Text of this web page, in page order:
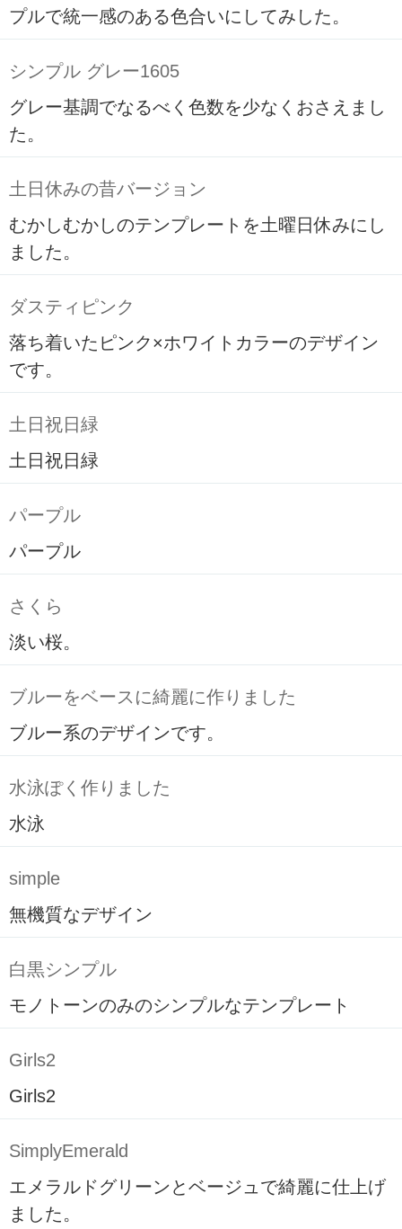
プルで統一感のある色合いにしてみした。
シンプル グレー1605
グレー基調でなるべく色数を少なくおさえまし
た。
土日休みの昔バージョン
むかしむかしのテンプレートを土曜日休みにし
ました。
ダスティピンク
落ち着いたピンク×ホワイトカラーのデザイン
です。
土日祝日緑
土日祝日緑
パープル
パープル
さくら
淡い桜。
ブルーをベースに綺麗に作りました
ブルー系のデザインです。
水泳ぽく作りました
水泳
simple
無機質なデザイン
白黒シンプル
モノトーンのみのシンプルなテンプレート
Girls2
Girls2
SimplyEmerald
エメラルドグリーンとベージュで綺麗に仕上げ
ました。